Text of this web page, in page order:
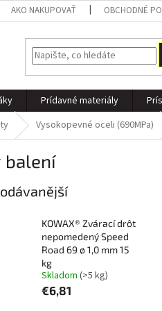
AKO NAKUPOVAŤ OBCHODNÉ
Prídavné materiály
Vysokopevné oceli (690MPa)
balení
KOWAX® Zvárací drôt
nepomedený Speed
Road 69 ø 1,0 mm 15
kg
Skladom (>5 kg)
€6,81